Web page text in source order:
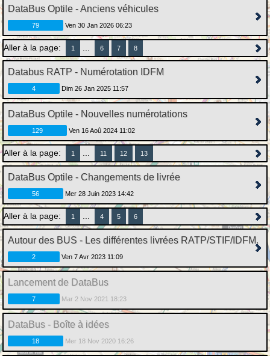
DataBus Optile - Anciens véhicules
79 Ven 30 Jan 2026 06:23
Aller à la page: 1 6 7 8
Databus RATP - Numérotation IDFM
4 Dim 26 Jan 2025 11:57
DataBus Optile - Nouvelles numérotations
129 Ven 16 Aoû 2024 11:02
Aller à la page: 1 11 12 13
DataBus Optile - Changements de livrée
56 Mer 28 Juin 2023 14:42
Aller à la page: 1 4 5 6
Autour des BUS - Les différentes livrées RATP/STIF/IDFM.
2 Ven 7 Avr 2023 11:09
Lancement de DataBus
7 Mar 2 Nov 2021 18:23
DataBus - Boîte à idées
18 Mer 18 Nov 2020 16:26